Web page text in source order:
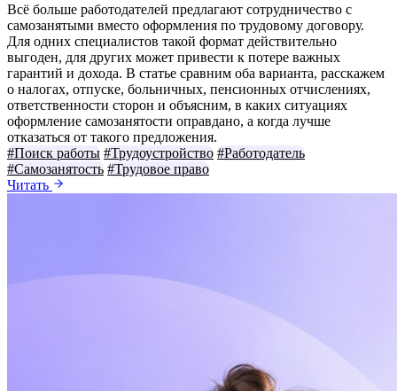
Всё больше работодателей предлагают сотрудничество с
самозанятыми вместо оформления по трудовому договору.
Для одних специалистов такой формат действительно
выгоден, для других может привести к потере важных
гарантий и дохода. В статье сравним оба варианта, расскажем
о налогах, отпуске, больничных, пенсионных отчислениях,
ответственности сторон и объясним, в каких ситуациях
оформление самозанятости оправдано, а когда лучше
отказаться от такого предложения.
#Поиск работы #Трудоустройство #Работодатель
#Самозанятость #Трудовое право
Читать